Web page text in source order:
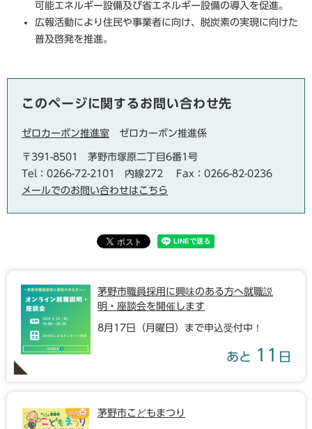
可能エネルギー設備及び省エネルギー設備の導入を促進。
広報活動により住民や事業者に向け、脱炭素の実現に向けた
普及啓発を推進。
このページに関するお問い合わせ先
ゼロカーボン推進室 ゼロカーボン推進係
〒391-8501
茅野市塚原二丁目6番1号
Tel：0266-72-2101 内線272
Fax：0266-82-0236
メールでのお問い合わせはこちら
茅野市職員採用に興味のある方へ就職説
明・座談会を開催します
8月17日（月曜日）まで申込受付中！
あと 11 日
茅野市こどもまつり